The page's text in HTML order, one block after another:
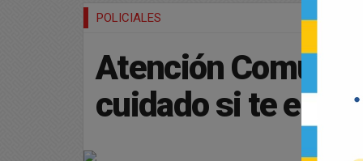
POLICIALES
Atención
cuidado si te